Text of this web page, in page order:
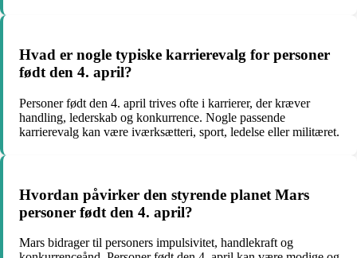
Hvad er nogle typiske karrierevalg for personer
født den 4. april?
Personer født den 4. april trives ofte i karrierer, der kræver
handling, lederskab og konkurrence. Nogle passende
karrierevalg kan være iværksætteri, sport, ledelse eller militæret.
Hvordan påvirker den styrende planet Mars
personer født den 4. april?
Mars bidrager til personers impulsivitet, handlekraft og